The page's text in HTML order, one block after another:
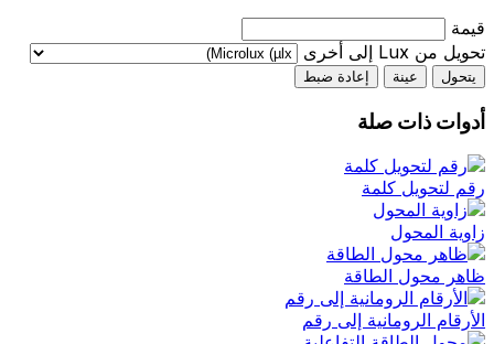
قيمة
تحويل من Lux إلى أخرى
يتحول عينة إعادة ضبط
أدوات ذات صلة
رقم لتحويل كلمة
زاوية المحول
ظاهر محول الطاقة
الأرقام الرومانية إلى رقم